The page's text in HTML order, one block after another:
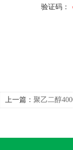
验证码：
上一篇： 聚乙二醇